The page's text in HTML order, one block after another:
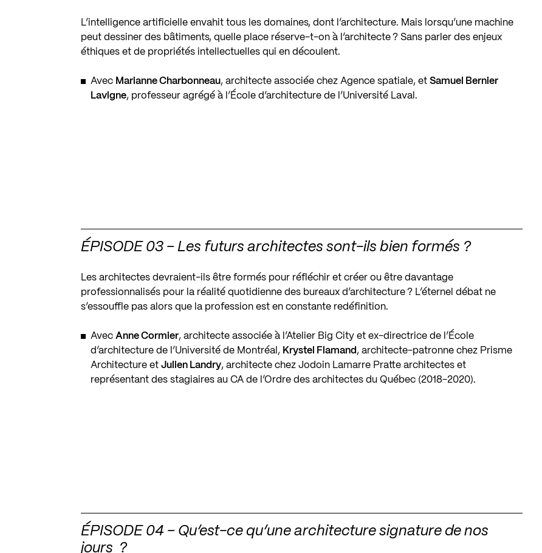
L’intelligence artificielle envahit tous les domaines, dont l’architecture. Mais lorsqu’une machine
peut dessiner des bâtiments, quelle place réserve-t-on à l’architecte ? Sans parler des enjeux
éthiques et de propriétés intellectuelles qui en découlent.
Avec Marianne Charbonneau, architecte associée chez Agence spatiale, etSamuel Bernier
Lavigne, professeur agrégé à l’ École d’architecture de l’Université Laval .
ÉPISODE 03 – Les futurs architectes sont-ils bien formés ?
Les architectes devraient-ils être formés pour réfléchir et créer ou être davantage
professionnalisés pour la réalité quotidienne des bureaux d’architecture ? L’éternel débat ne
s’essouffle pas alors que la profession est en constante redéfinition.
AvecAnne Cormier, architecte associée à l’Atelier Big City et ex-directrice de l’ École
d’architecture de l’Université de Montréal , Krystel Flamand , architecte-patronne chez Prisme
Architecture etJulien Landry, architecte chezJodoin Lamarre Pratte architectes et
représentant des stagiaires au CA de l’Ordre des architectes du Québec (2018-2020).
ÉPISODE 04 – Qu’est-ce qu’une architecture signature de nos
jours ?